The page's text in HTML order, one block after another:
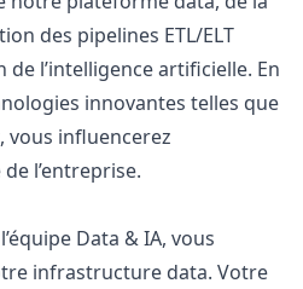
des pipelines ETL/ELT
de l’intelligence artificielle. En
innovantes telles que
vous influencerez
l’entreprise.
Data & IA, vous
infrastructure data. Votre